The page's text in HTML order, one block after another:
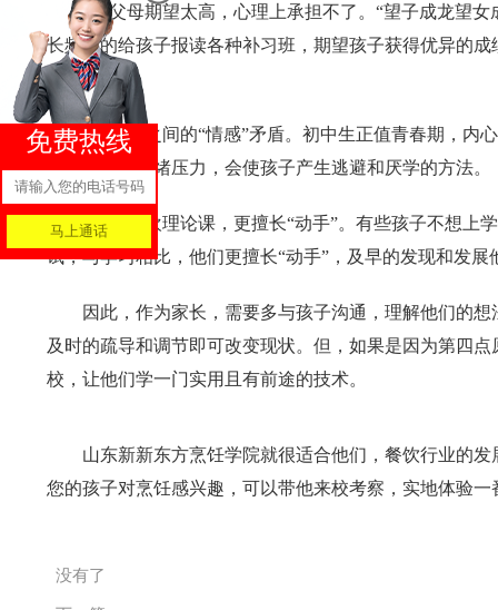
2、父母期望太高，心理上承担不了。 “望子成龙望女
长频繁的给孩子报读各种补习班，期望孩子获得优异的
理。
3、同学之间的“情感”矛盾。初中生正值青春期，内
斗。长期的情绪压力，会使孩子产生逃避和厌学的方法。
4、 不喜欢理论课，更擅长“动手”。有些孩子不想上
试，与学习相比，他们更擅长“动手”，及早的发现和发
因此，作为家长，需要多与孩子沟通，理解他们的
及时的疏导和调节即可改变现状。但，如果是因为第四
校，让他们学一门实用且有前途的技术。
山东新新东方烹饪学院就很适合他们，餐饮行业的
您的孩子对烹饪感兴趣，可以带他来校考察，实地体验一
没有了
免费热线